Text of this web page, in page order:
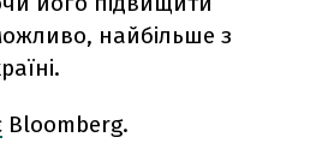
найбільше з
Bloomberg.